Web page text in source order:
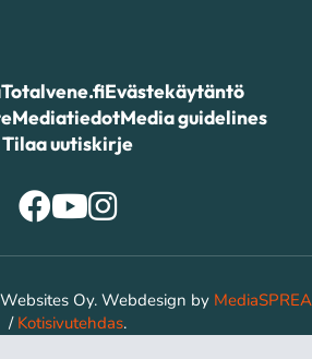
Totalvene.fiEvästekäytäntö
MediatiedotMedia guidelines
Tilaa uutiskirje
Oy. Webdesign by MediaSPREA
/ Kotisivutehdas.